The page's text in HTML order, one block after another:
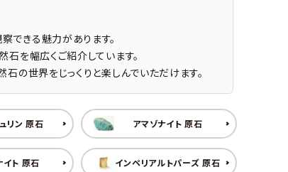
ポイント 特集
石言葉辞典
クンツァイト
水晶
ソーダライト
トルマリン
Yellow
Black
Mix
できる魅力があります。
を幅広くご紹介しています。
の世界をじっくりと楽しんでいただけます。
リン 原石 アマゾナイト 原石
イト 原石 インペリアルトパーズ 原石